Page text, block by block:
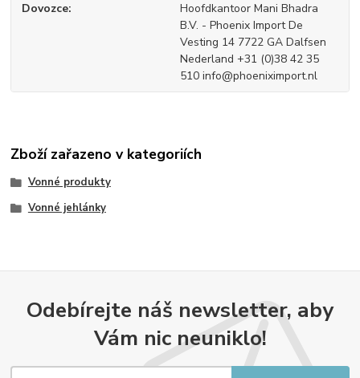
Dovozce
Hoofdkantoor Mani Bhadra
B.V. - Phoenix Import De
Vesting 14 7722 GA Dalfsen
Nederland +31 (0)38 42 35
510 info@phoeniximport.nl
Zboží zařazeno v kategoriích
Vonné produkty
Vonné jehlánky
Odebírejte náš newsletter, aby
Vám nic neuniklo!